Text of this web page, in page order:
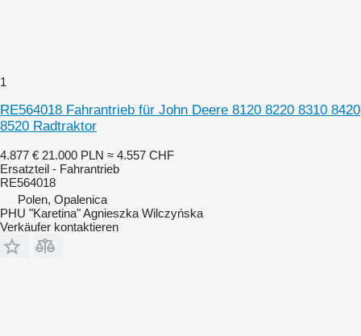
1
RE564018 Fahrantrieb für John Deere 8120 8220 8310 8420
8520 Radtraktor
4.877 € 21.000 PLN ≈ 4.557 CHF
Ersatzteil - Fahrantrieb
RE564018
Polen, Opalenica
PHU "Karetina" Agnieszka Wilczyńska
Verkäufer kontaktieren